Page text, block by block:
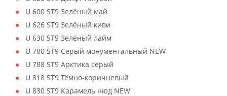
U 600 ST9 Зелёный май
U 626 ST9 Зелёный киви
U 630 ST9 Зелёный лайм
U 780 ST9 Серый монументальный NEW
U 788 ST9 Арктика серый
U 818 ST9 Тёмно-коричневый
U 830 ST9 Карамель нюд NEW